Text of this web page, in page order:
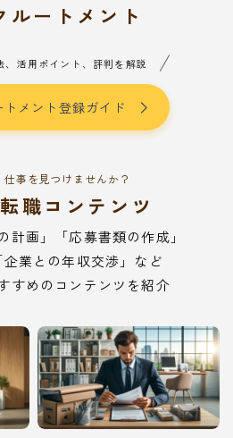
ルートメント
、活用ポイント、評判を解説
メント登録ガイド
事を見つけませんか？
職コンテンツ
計画」「応募書類の作成」
企業との年収交渉」など
すめのコンテンツを紹介